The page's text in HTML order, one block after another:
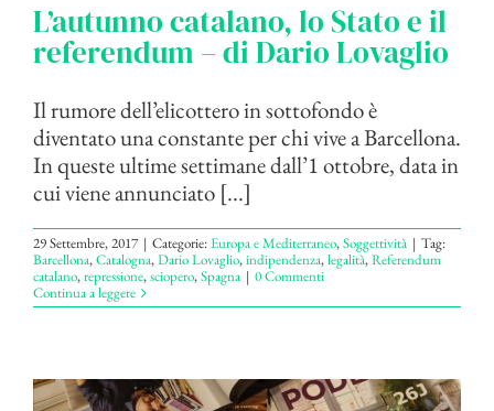
L’autunno catalano, lo Stato e il
referendum – di Dario Lovaglio
Il rumore dell’elicottero in sottofondo è
diventato una constante per chi vive a Barcellona.
In queste ultime settimane dall’1 ottobre, data in
cui viene annunciato [...]
29 Settembre, 2017 | Categorie:Europa e Mediterraneo,Soggettività | Tag:
Barcellona,Catalogna,Dario Lovaglio,indipendenza,legalità,Referendum
catalano,repressione,sciopero,Spagna | 0 Commenti
Continua a leggere